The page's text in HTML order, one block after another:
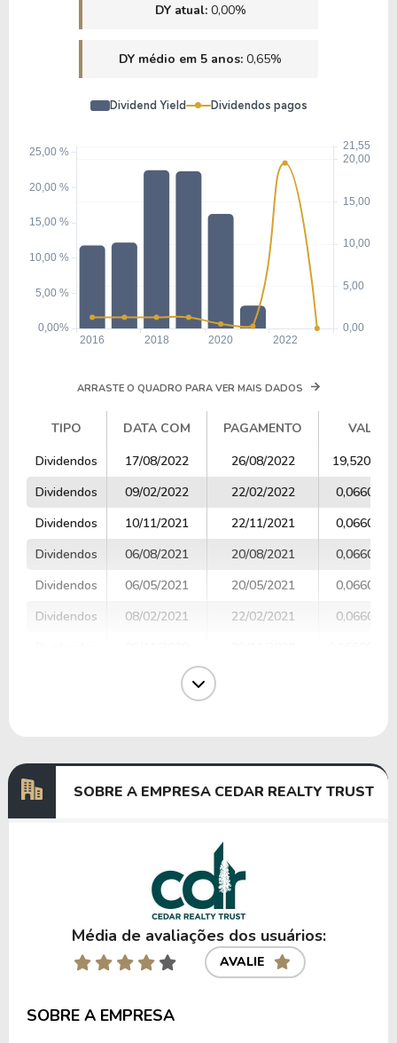
DY atual: 0,00%
DY médio em 5 anos: 0,65%
Dividend Yield Dividendos pagos
ARRASTE O QUADRO PARA VER MAIS DADOS
TIPO DATA COM PAGAMENTO
VALOR
TIPO
DATA COM PAGAMENTO VALOR
Dividendos 17/08/2022 26/08/2022
Dividendos
09/02/2022 22/02/2022
Dividendos
10/11/2021 22/11/2021
Dividendos
06/08/2021 20/08/2021
Dividendos
06/05/2021 20/05/2021
Dividendos
08/02/2021 22/02/2021
06/08/2020
SOBRE A EMPRESA CEDAR REALTY TRUST
Média de avaliações dos usuários:
AVALIE
SOBRE A EMPRESA